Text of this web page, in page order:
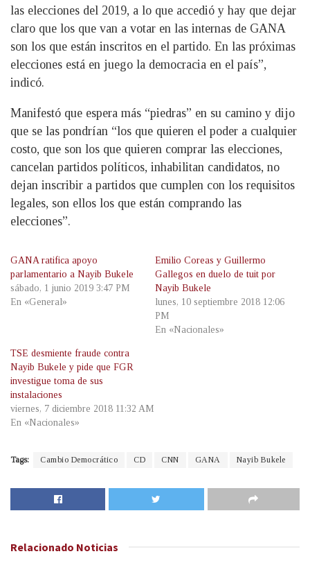
las elecciones del 2019, a lo que accedió y hay que dejar
claro que los que van a votar en las internas de GANA
son los que están inscritos en el partido. En las próximas
elecciones está en juego la democracia en el país”,
indicó.
Manifestó que espera más “piedras” en su camino y dijo
que se las pondrían “los que quieren el poder a cualquier
costo, que son los que quieren comprar las elecciones,
cancelan partidos políticos, inhabilitan candidatos, no
dejan inscribir a partidos que cumplen con los requisitos
legales, son ellos los que están comprando las
elecciones”.
GANA ratifica apoyo
parlamentario a Nayib Bukele
sábado, 1 junio 2019 3:47 PM
En «General»
Emilio Coreas y Guillermo
Gallegos en duelo de tuit por
Nayib Bukele
lunes, 10 septiembre 2018 12:06
PM
En «Nacionales»
TSE desmiente fraude contra
Nayib Bukele y pide que FGR
investigue toma de sus
instalaciones
viernes, 7 diciembre 2018 11:32 AM
En «Nacionales»
Tags: Cambio Democrático CD CNN GANA Nayib Bukele
Relacionado Noticias